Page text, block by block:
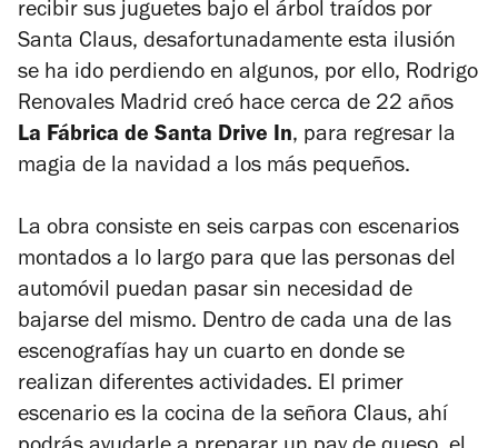
recibir sus juguetes bajo el árbol traídos por
Santa Claus, desafortunadamente esta ilusión
se ha ido perdiendo en algunos, por ello, Rodrigo
Renovales Madrid creó hace cerca de 22 años
La Fábrica de Santa Drive In, para regresar la
magia de la navidad a los más pequeños.
La obra consiste en seis carpas con escenarios
montados a lo largo para que las personas del
automóvil puedan pasar sin necesidad de
bajarse del mismo. Dentro de cada una de las
escenografías hay un cuarto en donde se
realizan diferentes actividades. El primer
escenario es la cocina de la señora Claus, ahí